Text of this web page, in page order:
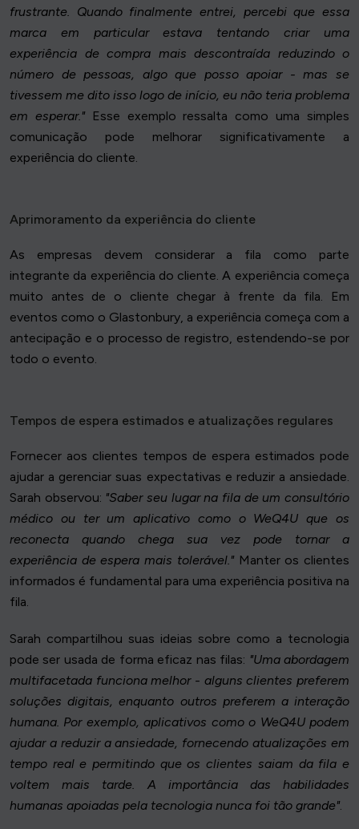
frustrante. Quando finalmente entrei, percebi que essa
marca em particular estava tentando criar uma
experiência de compra mais descontraída reduzindo o
número de pessoas, algo que posso apoiar - mas se
tivessem me dito isso logo de início, eu não teria problema
em esperar."Esse exemplo ressalta como uma simples
comunicação pode melhorar significativamente a
experiência do cliente.
Aprimoramento da experiência do cliente
As empresas devem considerar a fila como parte
integrante da experiência do cliente. A experiência começa
muito antes de o cliente chegar à frente da fila. Em
eventos como o Glastonbury, a experiência começa com a
antecipação e o processo de registro, estendendo-se por
todo o evento.
Tempos de espera estimados e atualizações regulares
Fornecer aos clientes tempos de espera estimados pode
ajudar a gerenciar suas expectativas e reduzir a ansiedade.
Sarah observou: "Saber seu lugar na fila de um consultório
médico ou ter um aplicativo como o WeQ4U que os
reconecta quando chega sua vez pode tornar a
experiência de espera mais tolerável."Manter os clientes
informados é fundamental para uma experiência positiva na
fila.
Sarah compartilhou suas ideias sobre como a tecnologia
pode ser usada de forma eficaz nas filas: "Uma abordagem
multifacetada funciona melhor - alguns clientes preferem
soluções digitais, enquanto outros preferem a interação
humana. Por exemplo, aplicativos como o WeQ4U podem
ajudar a reduzir a ansiedade, fornecendo atualizações em
tempo real e permitindo que os clientes saiam da fila e
voltem mais tarde. A importância das habilidades
humanas apoiadas pela tecnologia nunca foi tão grande".